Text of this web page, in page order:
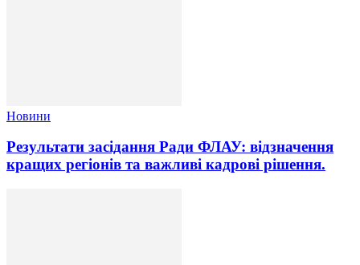
Новини
Результати засідання Ради ФЛАУ: відзначення
кращих регіонів та важливі кадрові рішення.